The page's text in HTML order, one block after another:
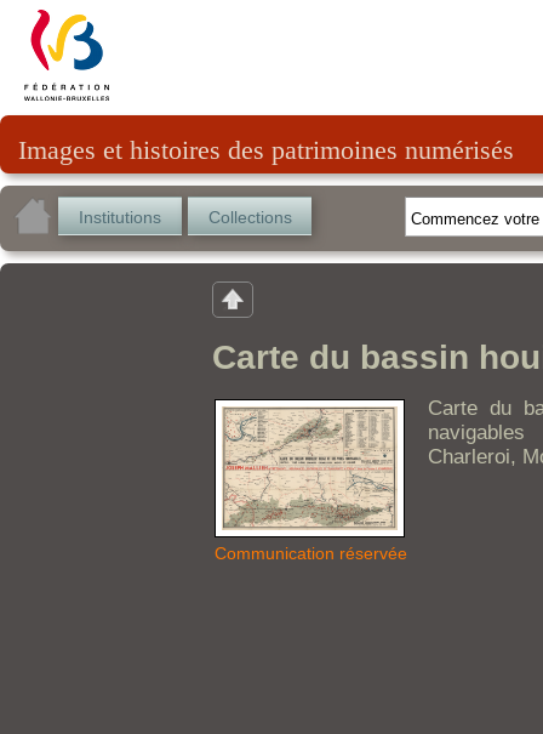
Images et histoires des patrimoines numérisés
Institutions Collections
Carte du bassin
Communication réservée
Carte du
Charleroi,